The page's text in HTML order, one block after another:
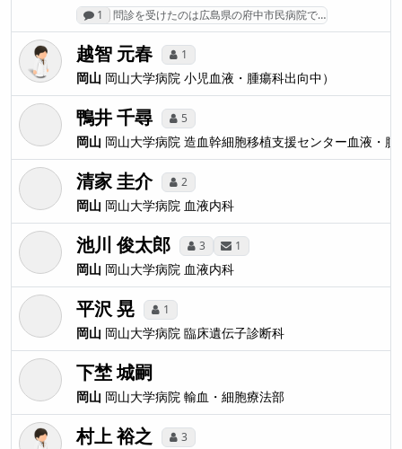
1 問診を受けたのは広島県の府中市民病院で…
越智 元春 1
岡山 岡山大学病院 小児血液・腫瘍科出向中）
鴨井 千尋 5
岡山 岡山大学病院 造血幹細胞移植支援センター血液・
清家 圭介 2
岡山 岡山大学病院 血液内科
池川 俊太郎 3 1
岡山 岡山大学病院 血液内科
平沢 晃 1
岡山 岡山大学病院 臨床遺伝子診断科
下埜 城嗣
岡山 岡山大学病院 輸血・細胞療法部
村上 裕之 3